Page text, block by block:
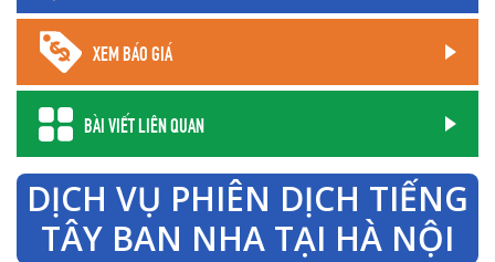
XEM BÁO GIÁ
BÀI VIẾT LIÊN QUAN
DỊCH VỤ PHIÊN DỊCH TIẾNG
TÂY BAN NHA TẠI HÀ NỘI